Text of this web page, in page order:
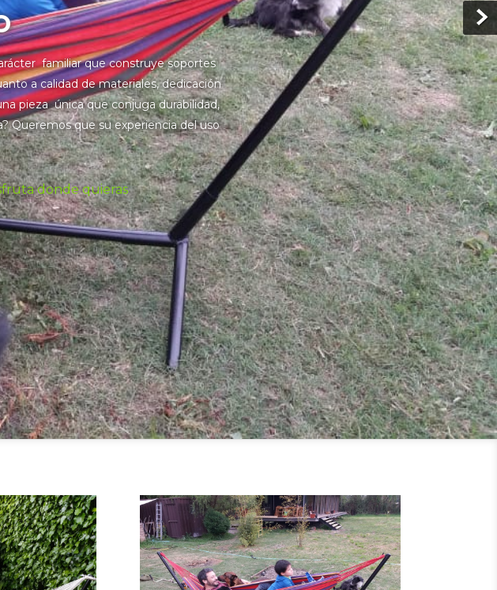
familiar que construye soportes
a calidad de materiales, dedicación
pieza única que conjuga durabilidad,
Queremos que su experiencia del uso
donde quieras